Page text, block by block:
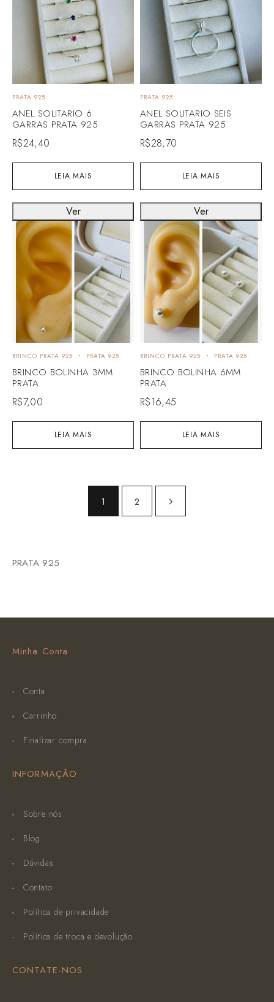
LEIA MAIS
PRATA 925
ANEL SOLITARIO 6
GARRAS PRATA 925
R$24,40
LEIA MAIS
PRATA 925
ANEL SOLITARIO SEIS
GARRAS PRATA 925
R$28,70
LEIA MAIS
BRINCO PRATA 925 PRATA 925
BRINCO BOLINHA 3MM
PRATA
R$7,00
Ver
LEIA MAIS
BRINCO PRATA 925 PRATA 925
BRINCO BOLINHA 6MM
PRATA
R$16,45
Ver
1 2
PRATA 925
Minha Conta
Conta
Carrinho
Finalizar compra
INFORMAÇÃO
Sobre nós
Blog
Dúvidas
Contato
Política de privacidade
Política de troca e devolução
CONTATE-NOS